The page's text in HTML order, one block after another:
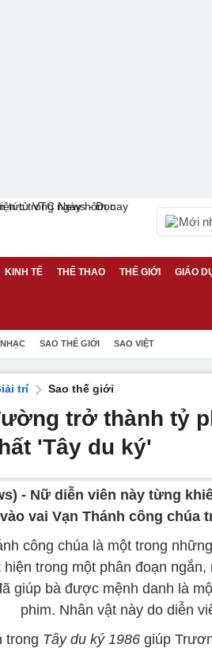
Mới
KINH TẾ THỂ THAO THẾ GIỚI GIÁO
SAO THẾ GIỚI SAO VIỆT
trí Sao thế giới
trở thành tỷ
'Tây du ký'
- Nữ diễn viên này từng
vai Vạn Thánh công chúa
công chúa là một trong
hiện trong một phân đoạn
giúp bà được mệnh danh là
phim. Nhân vật này do diễn
trong Tây du ký 1986giúp